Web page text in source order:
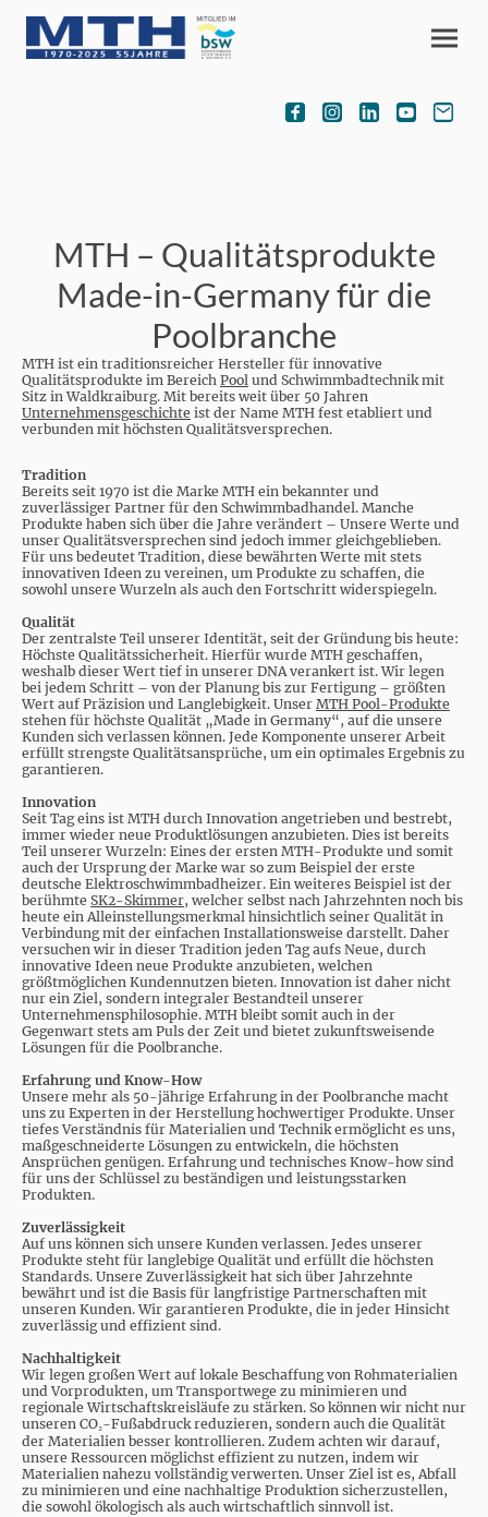
MTH – Qualitätsprodukte
Made-in-Germany für die
Poolbranche
MTH ist ein traditionsreicher Hersteller für innovative
Qualitätsprodukte im Bereich Pool und Schwimmbadtechnik mit
Sitz in Waldkraiburg. Mit bereits weit über 50 Jahren
Unternehmensgeschichte ist der Name MTH fest etabliert und
verbunden mit höchsten Qualitätsversprechen.
Tradition
Bereits seit 1970 ist die Marke MTH ein bekannter und
zuverlässiger Partner für den Schwimmbadhandel. Manche
Produkte haben sich über die Jahre verändert – Unsere Werte und
unser Qualitätsversprechen sind jedoch immer gleichgeblieben.
Für uns bedeutet Tradition, diese bewährten Werte mit stets
innovativen Ideen zu vereinen, um Produkte zu schaffen, die
sowohl unsere Wurzeln als auch den Fortschritt widerspiegeln.
Qualität
Der zentralste Teil unserer Identität, seit der Gründung bis heute:
Höchste Qualitätssicherheit. Hierfür wurde MTH geschaffen,
weshalb dieser Wert tief in unserer DNA verankert ist. Wir legen
bei jedem Schritt – von der Planung bis zur Fertigung – größten
Wert auf Präzision und Langlebigkeit. Unser MTH Pool-Produkte
stehen für höchste Qualität „Made in Germany“, auf die unsere
Kunden sich verlassen können. Jede Komponente unserer Arbeit
erfüllt strengste Qualitätsansprüche, um ein optimales Ergebnis zu
garantieren.
Innovation
Seit Tag eins ist MTH durch Innovation angetrieben und bestrebt,
immer wieder neue Produktlösungen anzubieten. Dies ist bereits
Teil unserer Wurzeln: Eines der ersten MTH-Produkte und somit
auch der Ursprung der Marke war so zum Beispiel der erste
deutsche Elektroschwimmbadheizer. Ein weiteres Beispiel ist der
berühmte SK2-Skimmer, welcher selbst nach Jahrzehnten noch bis
heute ein Alleinstellungsmerkmal hinsichtlich seiner Qualität in
Verbindung mit der einfachen Installationsweise darstellt. Daher
versuchen wir in dieser Tradition jeden Tag aufs Neue, durch
innovative Ideen neue Produkte anzubieten, welchen
größtmöglichen Kundennutzen bieten. Innovation ist daher nicht
nur ein Ziel, sondern integraler Bestandteil unserer
Unternehmensphilosophie. MTH bleibt somit auch in der
Gegenwart stets am Puls der Zeit und bietet zukunftsweisende
Lösungen für die Poolbranche.
Erfahrung und Know-How
Unsere mehr als 50-jährige Erfahrung in der Poolbranche macht
uns zu Experten in der Herstellung hochwertiger Produkte. Unser
tiefes Verständnis für Materialien und Technik ermöglicht es uns,
maßgeschneiderte Lösungen zu entwickeln, die höchsten
Ansprüchen genügen. Erfahrung und technisches Know-how sind
für uns der Schlüssel zu beständigen und leistungsstarken
Produkten.
Zuverlässigkeit
Auf uns können sich unsere Kunden verlassen. Jedes unserer
Produkte steht für langlebige Qualität und erfüllt die höchsten
Standards. Unsere Zuverlässigkeit hat sich über Jahrzehnte
bewährt und ist die Basis für langfristige Partnerschaften mit
unseren Kunden. Wir garantieren Produkte, die in jeder Hinsicht
zuverlässig und effizient sind.
Nachhaltigkeit
Wir legen großen Wert auf lokale Beschaffung von Rohmaterialien
und Vorprodukten, um Transportwege zu minimieren und
regionale Wirtschaftskreisläufe zu stärken. So können wir nicht nur
unseren CO₂-Fußabdruck reduzieren, sondern auch die Qualität
der Materialien besser kontrollieren. Zudem achten wir darauf,
unsere Ressourcen möglichst effizient zu nutzen, indem wir
Materialien nahezu vollständig verwerten. Unser Ziel ist es, Abfall
zu minimieren und eine nachhaltige Produktion sicherzustellen,
die sowohl ökologisch als auch wirtschaftlich sinnvoll ist.